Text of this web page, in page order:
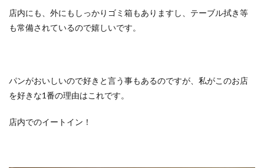
店内にも、外にもしっかりゴミ箱もありますし、テーブル拭き等
も常備されているので嬉しいです。
パンがおいしいので好きと言う事もあるのですが、私がこのお店
を好きな1番の理由はこれです。
店内でのイートイン！